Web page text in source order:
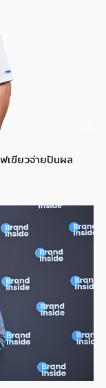
ฟเขียวจ่ายปันผล